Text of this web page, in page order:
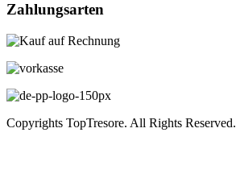
Zahlungsarten
Copyrights TopTresore. All Rights Reserved.